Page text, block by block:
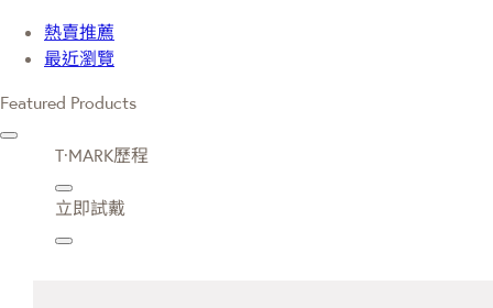
熱賣推薦
最近瀏覽
Featured Products
T·MARK歷程
立即試戴